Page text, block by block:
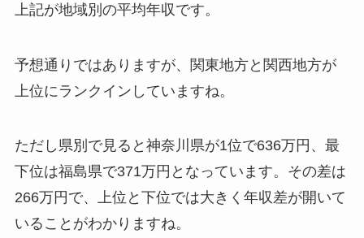
上記が地域別の平均年収です。
予想通りではありますが、関東地方と関西地方が
上位にランクインしていますね。
ただし県別で見ると神奈川県が1位で636万円、最
下位は福島県で371万円となっています。その差は
266万円で、上位と下位では大きく年収差が開いて
いることがわかりますね。